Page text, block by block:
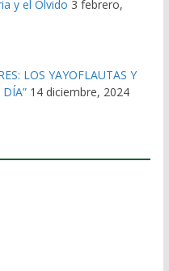
y el Olvido 3 febrero,
LOS YAYOFLAUTAS Y
14 diciembre, 2024